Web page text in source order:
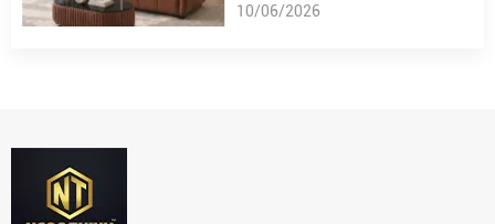
10/06/2026